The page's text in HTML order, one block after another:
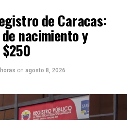
de Caracas:
nacimiento y
on agosto 8, 2026